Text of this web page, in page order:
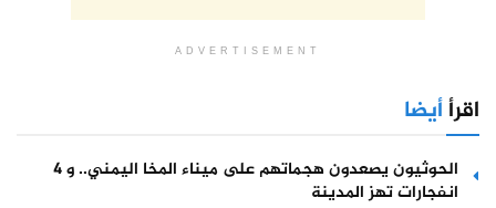
ADVERTISEMENT
اقرأأيضا
الحوثيون يصعدون هجماتهم على ميناء المخا اليمني.. و 4
انفجارات تهز المدينة